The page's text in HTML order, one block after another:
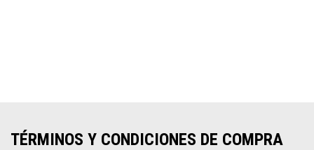
TÉRMINOS Y CONDICIONES DE COMPRA